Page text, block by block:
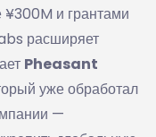
и грантами
расширяет
Pheasant
уже обработал
—